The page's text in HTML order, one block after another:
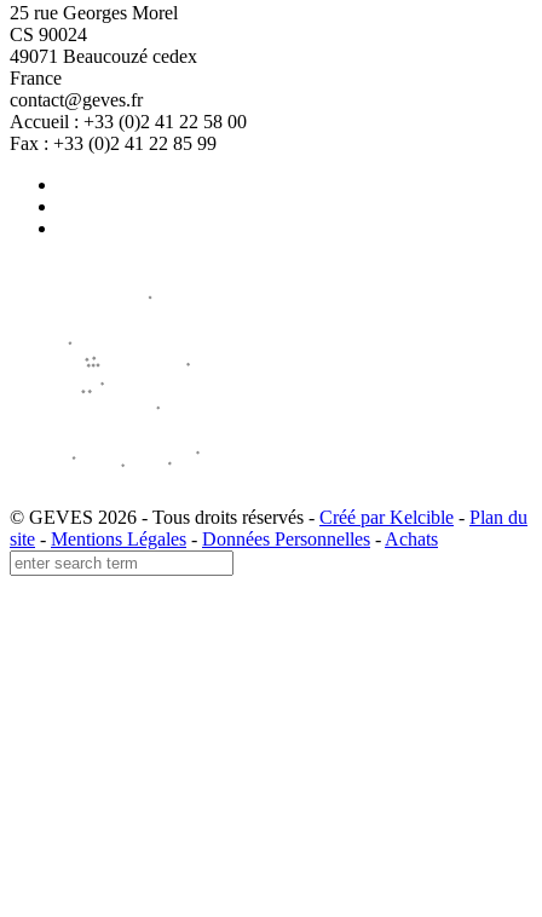
25 rue Georges Morel
CS 90024
49071 Beaucouzé cedex
France
contact@geves.fr
Accueil : +33 (0)2 41 22 58 00
Fax : +33 (0)2 41 22 85 99
© GEVES 2026 - Tous droits réservés - Créé par Kelcible - Plan du
site - Mentions Légales - Données Personnelles - Achats